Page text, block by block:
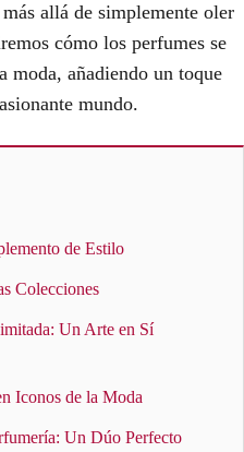
allá de simplemente oler
cómo los perfumes se
moda, añadiendo un toque
mundo.
de Estilo
Colecciones
Un Arte en Sí
Iconos de la Moda
Un Dúo Perfecto